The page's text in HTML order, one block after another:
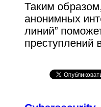
Таким
анонимных
линий”
преступлений